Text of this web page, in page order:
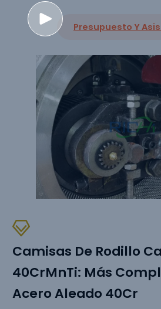
Presupuesto Y
Camisas De Rodillo
40CrMnTi: Más
Acero Aleado 40Cr